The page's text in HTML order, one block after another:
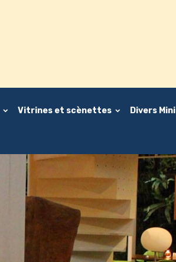
Vitrines et scènettes Divers Mini